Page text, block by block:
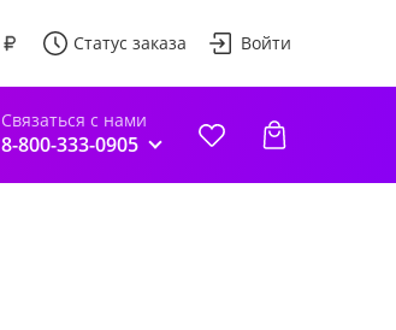
Статус заказа Войти
Связаться с нами
8-800-333-0905